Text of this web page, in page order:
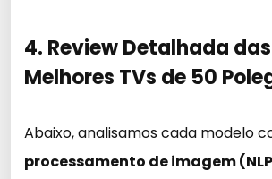
4. Review Detalhada das
Melhores TVs de 50
Abaixo, analisamos cada modelo
processamento de imagem